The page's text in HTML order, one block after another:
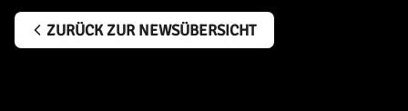
ZURÜCK ZUR NEWSÜBERSICHT